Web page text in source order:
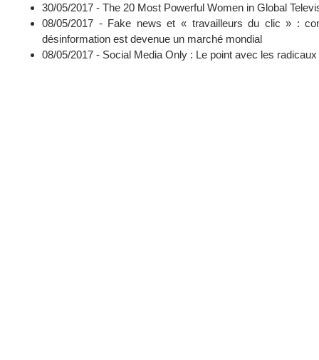
30/05/2017 - The 20 Most Powerful Women in Global
08/05/2017 - Fake news et « travailleurs du clic » :
désinformation est devenue un marché mondial
08/05/2017 - Social Media Only : Le point avec les radicaux